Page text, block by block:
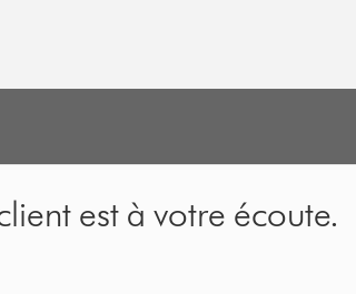
est à votre écoute.